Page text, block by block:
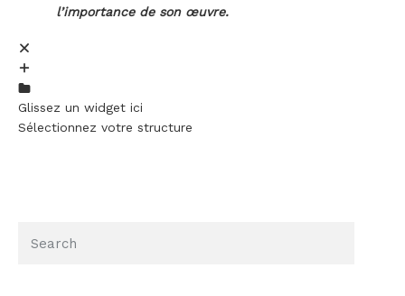
l’importance de son œuvre.
Glissez un widget ici
Sélectionnez votre structure